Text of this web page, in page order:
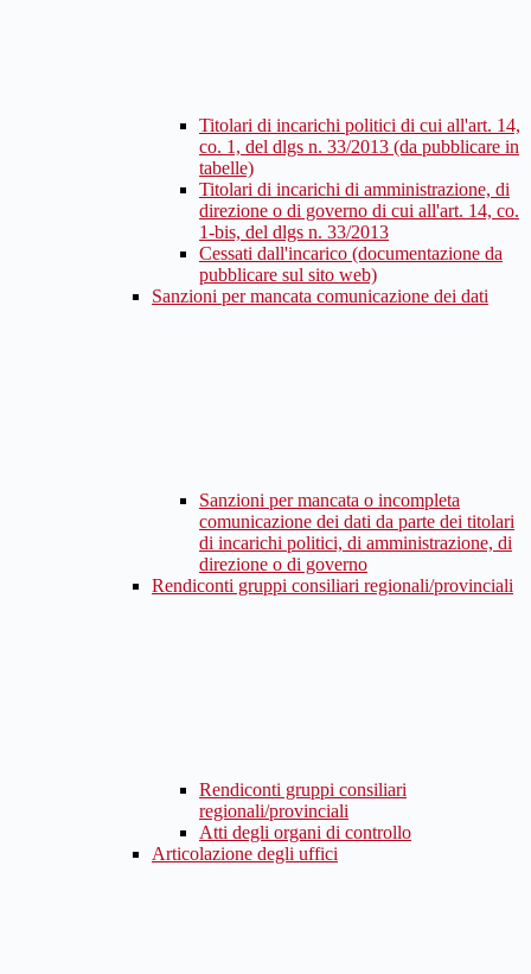
Titolari di incarichi politici di cui all'art. 14,
co. 1, del dlgs n. 33/2013 (da pubblicare in
tabelle)
Titolari di incarichi di amministrazione, di
direzione o di governo di cui all'art. 14, co.
1-bis, del dlgs n. 33/2013
Cessati dall'incarico (documentazione da
pubblicare sul sito web)
Sanzioni per mancata comunicazione dei dati
Sanzioni per mancata o incompleta
comunicazione dei dati da parte dei titolari
di incarichi politici, di amministrazione, di
direzione o di governo
Rendiconti gruppi consiliari regionali/provinciali
Rendiconti gruppi consiliari
regionali/provinciali
Atti degli organi di controllo
Articolazione degli uffici